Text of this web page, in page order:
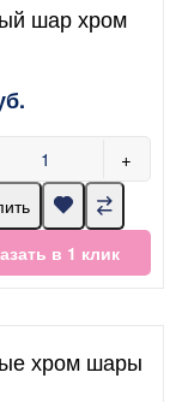
шар хром
+
в 1 клик
хром шары